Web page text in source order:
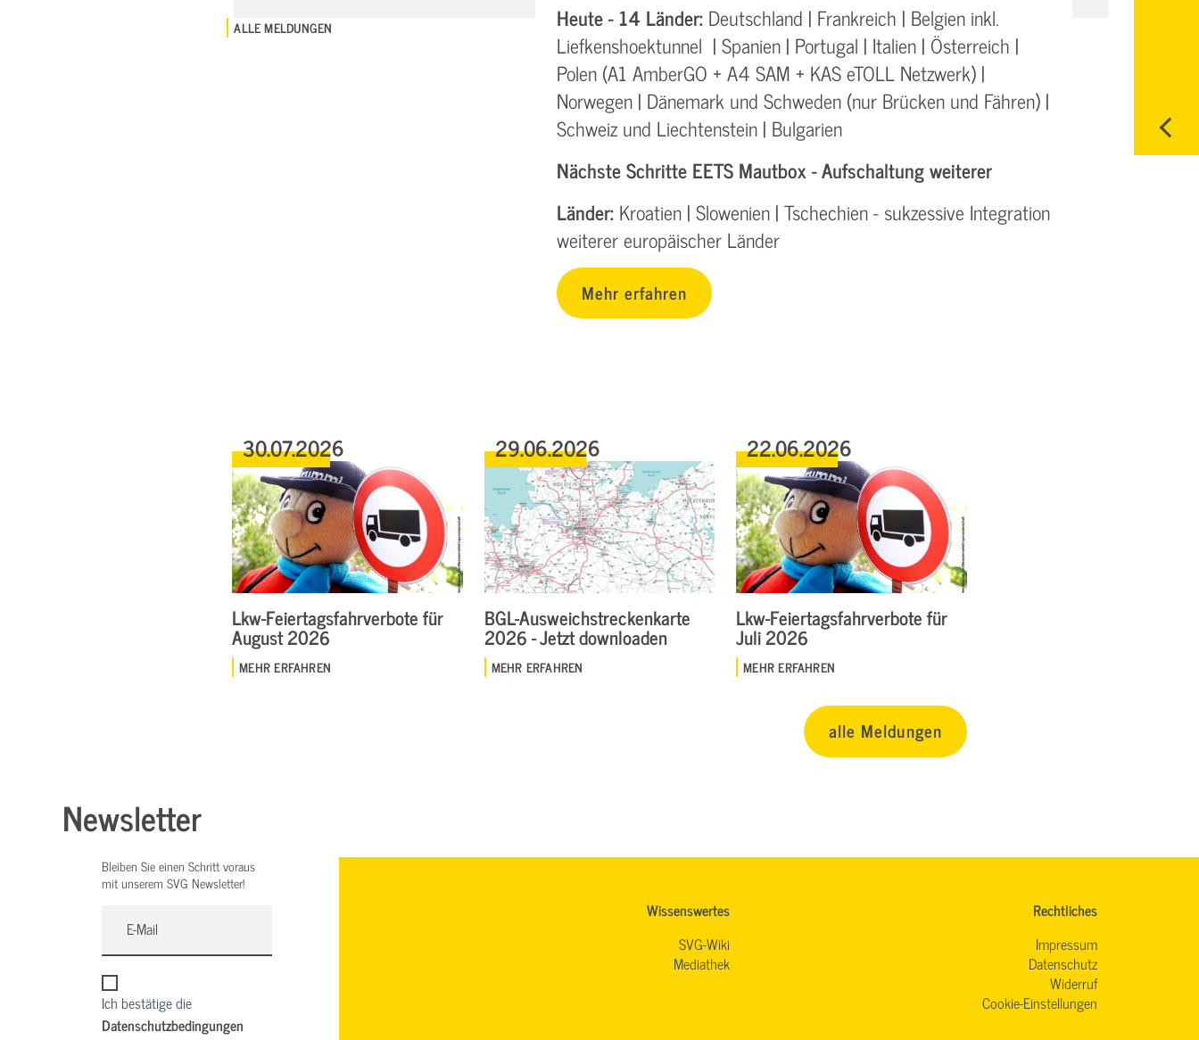
ALLE MELDUNGEN
Heute - 14 Länder:Deutschland | Frankreich | Belgien inkl.
Liefkenshoektunnel | Spanien | Portugal | Italien | Österreich |
Polen (A1 AmberGO + A4 SAM + KAS eTOLL Netzwerk) |
Norwegen | Dänemark und Schweden (nur Brücken und Fähren) |
Schweiz und Liechtenstein | Bulgarien
Nächste Schritte EETS Mautbox - Aufschaltung weiterer
Länder:Kroatien | Slowenien | Tschechien - sukzessive Integration
weiterer europäischer Länder
Mehr erfahren
30.07.2026
Lkw-Feiertagsfahrverbote für
August 2026
MEHR ERFAHREN
29.06.2026
BGL-Ausweichstreckenkarte
2026 - Jetzt downloaden
MEHR ERFAHREN
22.06.2026
Lkw-Feiertagsfahrverbote für
Juli 2026
MEHR ERFAHREN
alle Meldungen
Newsletter
Bleiben Sie einen Schritt voraus
mit unserem SVG Newsletter!
Ich bestätige die
Datenschutzbedingungen
Wissenswertes
SVG-Wiki
Mediathek
Rechtliches
Impressum
Datenschutz
Widerruf
Cookie-Einstellungen